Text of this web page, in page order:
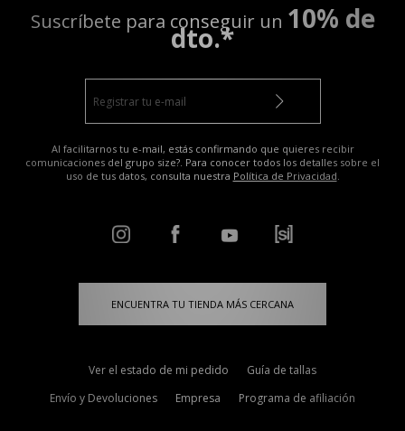
Suscríbete para conseguir un 10% de
dto.*
Al facilitarnos tu e-mail, estás confirmando que quieres recibir
comunicaciones del grupo size?. Para conocer todos los detalles sobre el
uso de tus datos, consulta nuestra Política de Privacidad.
ENCUENTRA TU TIENDA MÁS CERCANA
Ver el estado de mi pedido
Guía de tallas
Envío y Devoluciones
Empresa Programa de afiliación